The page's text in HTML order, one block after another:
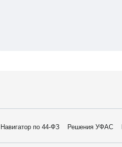
Навигатор по 44-ФЗ Решения УФАС